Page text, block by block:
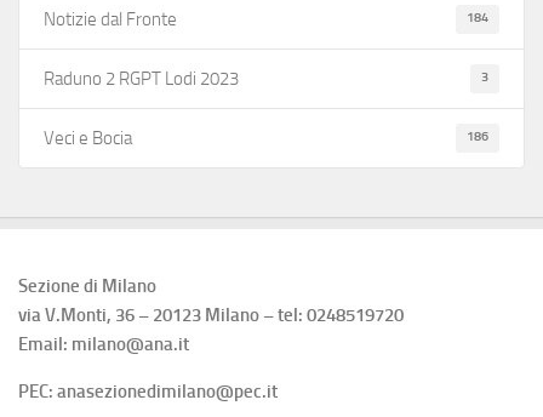
Notizie dal Fronte 184
Raduno 2 RGPT Lodi 2023 3
Veci e Bocia 186
Sezione di Milano
via V.Monti, 36 – 20123 Milano – tel: 0248519720
Email: milano@ana.it
PEC: anasezionedimilano@pec.it